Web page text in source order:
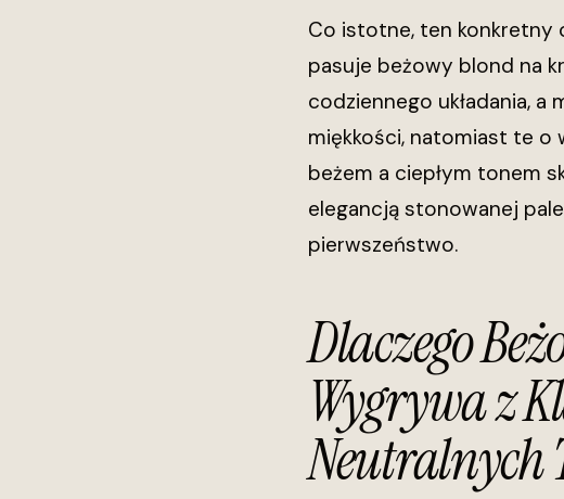
Co istotne, ten konkretny
pasuje beżowy blond na
codziennego układania,
miękkości, natomiast te o
beżem a ciepłym tonem
elegancją stonowanej
pierwszeństwo.
Dlaczego
Wygrywa z
Neutralnych